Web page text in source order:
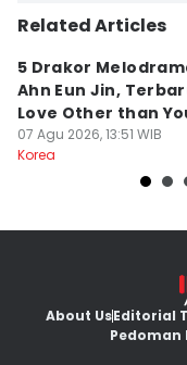
Related Articles
5 Drakor
Ahn Eun Jin,
Love Other than
07 Agu 2026, 13:51 WIB
Korea
About UsEditorial
Pedoman